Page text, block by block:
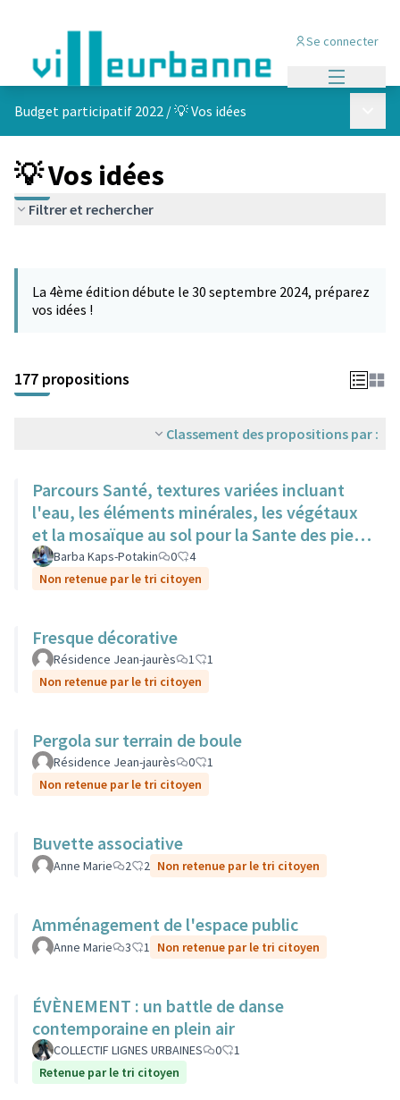
Se connecter
Budget participatif 2022 /💡 Vos idées
💡 Vos idées
Filtrer et rechercher
−
La 4ème édition débute le 30 septembre 2024, préparez
vos idées !
177 propositions
Classement des propositions par :
Parcours Santé, textures variées incluant
l'eau, les éléments minérales, les végétaux
et la mosaïque au sol pour la Sante des pieds
nus.Barba Kaps-Potakin 0
4
Non retenue par le tri citoyen
Fresque décorative
Résidence Jean-jaurès 1
1
Non retenue par le tri citoyen
Pergola sur terrain de boule
Résidence Jean-jaurès 0
1
Non retenue par le tri citoyen
Buvette associative
Anne Marie 2 2 Non retenue par le tri citoyen
Amménagement de l'espace public
Anne Marie 3 1 Non retenue par le tri citoyen
ÉVÈNEMENT : un battle de danse
contemporaine en plein air
COLLECTIF LIGNES URBAINES 0
1
Retenue par le tri citoyen